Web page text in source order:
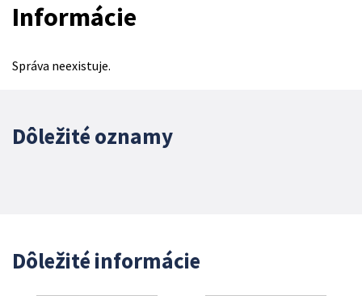
Informácie
Správa neexistuje.
Dôležité oznamy
Dôležité informácie